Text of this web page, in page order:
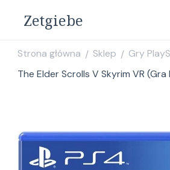
Zetgiebe
Strona główna / Sklep / Gry
The Elder Scrolls V Skyrim VR (Gra